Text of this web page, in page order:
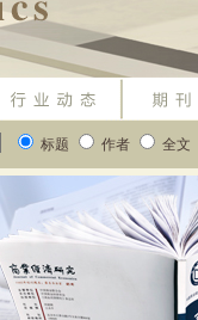
标题 作者 全文